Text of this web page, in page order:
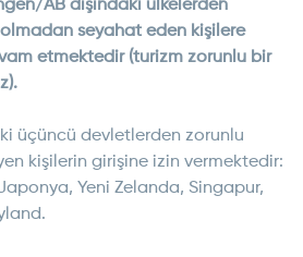
AB dışındaki ülkelerden
seyahat eden kişilere
etmektedir (turizm zorunlu bir
üçüncü devletlerden zorunlu
kişilerin girişine izin vermektedir:
Yeni Zelanda, Singapur,